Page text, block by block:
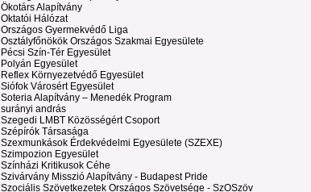
Ökotárs Alapítvány
Oktatói Hálózat
Országos Gyermekvédő Liga
Osztályfőnökök Országos Szakmai Egyesülete
Pécsi Szín-Tér Egyesület
Polyán Egyesület
Reflex Környezetvédő Egyesület
Siófok Városért Egyesület
Soteria Alapítvány – Menedék Program
surányi andrás
Szegedi LMBT Közösségért Csoport
Szépírók Társasága
Szexmunkások Érdekvédelmi Egyesülete (SZEXE)
Szimpozion Egyesület
Színházi Kritikusok Céhe
Szivárvány Misszió Alapítvány - Budapest Pride
Szociális Szövetkezetek Országos Szövetsége - SzOSzöv